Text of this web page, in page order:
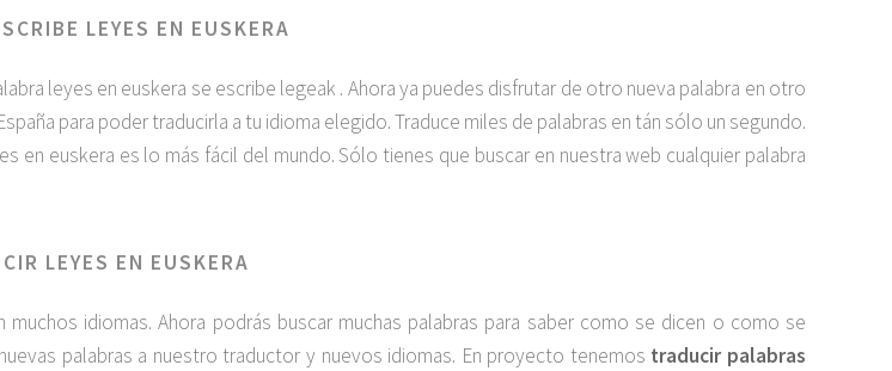
LEYES EN EUSKERA
leyes en euskera se escribe legeak . Ahora ya puedes disfrutar de otro nueva palabra en otro
para poder traducirla a tu idioma elegido. Traduce miles de palabras en tán sólo un segundo.
en euskera es lo más fácil del mundo. Sólo tienes que buscar en nuestra web cualquier palabra
LEYES EN EUSKERA
idiomas. Ahora podrás buscar muchas palabras para saber como se dicen o como se
palabras a nuestro traductor y nuevos idiomas. En proyecto tenemos traducir palabras